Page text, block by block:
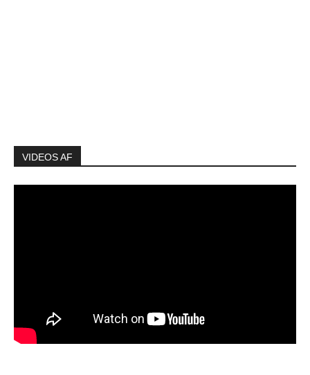
VIDEOS AF